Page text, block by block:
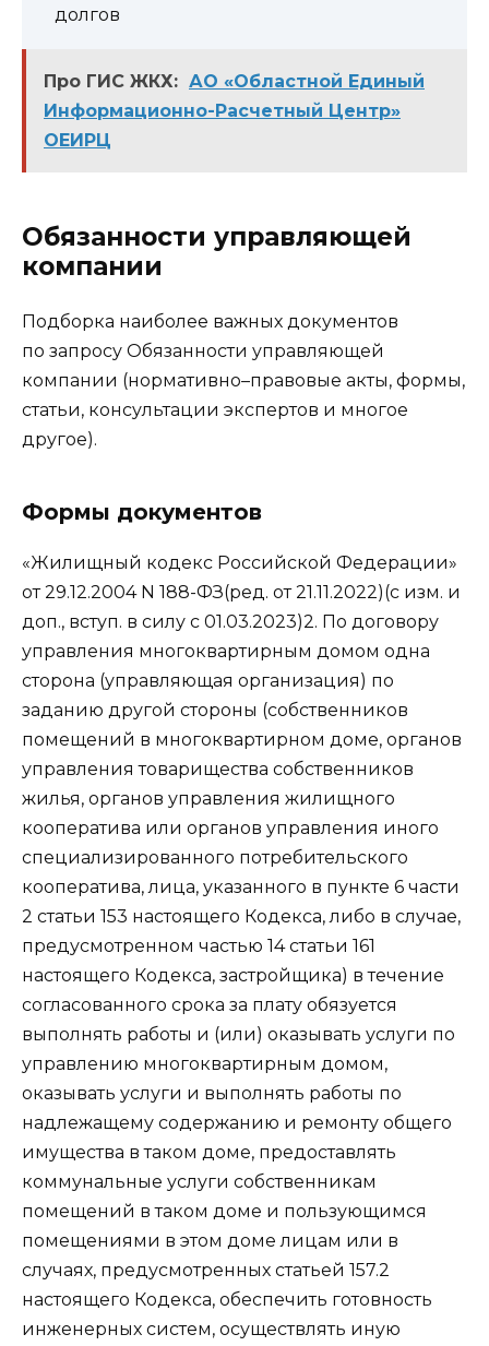
долгов
Про ГИС ЖКХ: АО «Областной Единый
Информационно-Расчетный Центр»
ОЕИРЦ
Обязанности управляющей
компании
Подборка наиболее важных документов
по запросу Обязанности управляющей
компании (нормативно–правовые акты, формы,
статьи, консультации экспертов и многое
другое).
Формы документов
«Жилищный кодекс Российской Федерации»
от 29.12.2004 N 188-ФЗ(ред. от 21.11.2022)(с изм. и
доп., вступ. в силу с 01.03.2023)2. По договору
управления многоквартирным домом одна
сторона (управляющая организация) по
заданию другой стороны (собственников
помещений в многоквартирном доме, органов
управления товарищества собственников
жилья, органов управления жилищного
кооператива или органов управления иного
специализированного потребительского
кооператива, лица, указанного в пункте 6 части
2 статьи 153 настоящего Кодекса, либо в случае,
предусмотренном частью 14 статьи 161
настоящего Кодекса, застройщика) в течение
согласованного срока за плату обязуется
выполнять работы и (или) оказывать услуги по
управлению многоквартирным домом,
оказывать услуги и выполнять работы по
надлежащему содержанию и ремонту общего
имущества в таком доме, предоставлять
коммунальные услуги собственникам
помещений в таком доме и пользующимся
помещениями в этом доме лицам или в
случаях, предусмотренных статьей 157.2
настоящего Кодекса, обеспечить готовность
инженерных систем, осуществлять иную